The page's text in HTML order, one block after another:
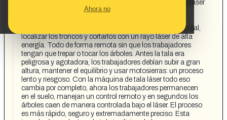
Ahora no
China acaba de desarrollar la primera máquina de tala láser
del mundo. No hay motosierras ni ruido, solo alta
tecnología LIDAR para escanear los árboles en tiempo real,
localizar los troncos y cortarlos con un rayo láser de alta
energía. Todo de forma remota sin que los trabajadores
tengan que trepar o tocar los árboles. Antes la tala era
peligrosa y agotadora, los trabajadores debían subir a gran
altura, mantener el equilibrio y usar motosierras: un proceso
lento y riesgoso. Con la máquina de tala láser todo eso
cambia por completo, ahora los trabajadores permanecen
en el suelo, manejan un control remoto y en segundos los
árboles caen de manera controlada bajo el láser. El proceso
es más rápido, seguro y extremadamente preciso. Esta